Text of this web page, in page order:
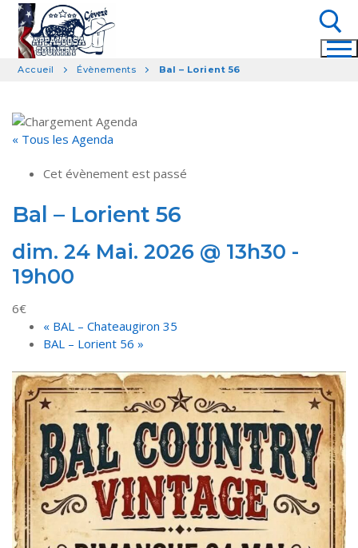
Aller
contenu
Accueil Évènements Bal – Lorient 56
« Tous les Agenda
Cet évènement est passé
Bal – Lorient 56
dim. 24 Mai. 2026 @ 13h30 -
19h00
6€
« BAL – Chateaugiron 35
BAL – Lorient 56»